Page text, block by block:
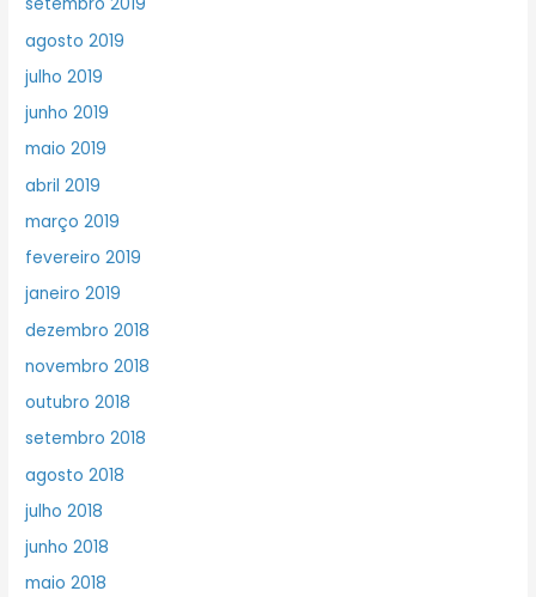
agosto 2019
julho 2019
junho 2019
maio 2019
abril 2019
março 2019
fevereiro 2019
janeiro 2019
dezembro 2018
novembro 2018
outubro 2018
setembro 2018
agosto 2018
julho 2018
junho 2018
maio 2018